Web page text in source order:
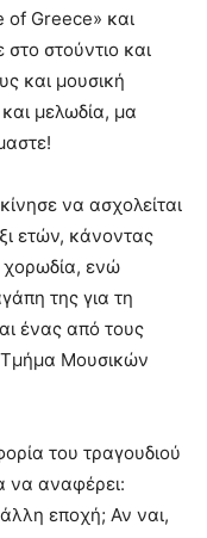
Greece» και
στούντιο και
και μουσική
μελωδία, μα
να ασχολείται
ετών, κάνοντας
χορωδία, ενώ
της για τη
ένας από τους
Τμήμα Μουσικών
του τραγουδιού
να αναφέρει:
εποχή; Αν ναι,